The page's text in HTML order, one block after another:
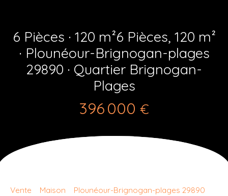
6 Pièces · 120 m²6 Pièces, 120 m²
· Plounéour-Brignogan-plages
29890 · Quartier Brignogan-
Plages
396 000 €
Vente Maison
Plounéour-Brignogan-plages 29890